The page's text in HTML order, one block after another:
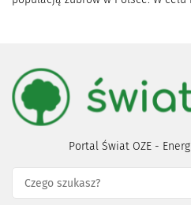
Portal Świat OZE -